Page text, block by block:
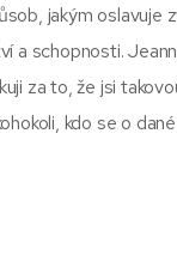
jakým oslavuje
schopnosti.
za to, že jsi
kdo se o